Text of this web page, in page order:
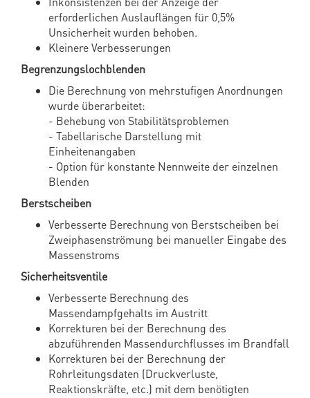
erforderlichen Auslauflängen für 0,5%
Unsicherheit wurden behoben.
Kleinere Verbesserungen
Begrenzungslochblenden
Die Berechnung von mehrstufigen Anordnungen
wurde überarbeitet:
- Behebung von Stabilitätsproblemen
- Tabellarische Darstellung mit
Einheitenangaben
- Option für konstante Nennweite der einzelnen
Blenden
Berstscheiben
Verbesserte Berechnung von Berstscheiben bei
Zweiphasenströmung bei manueller Eingabe des
Massenstroms
Sicherheitsventile
Verbesserte Berechnung des
Massendampfgehalts im Austritt
Korrekturen bei der Berechnung des
abzuführenden Massendurchflusses im Brandfall
Korrekturen bei der Berechnung der
Rohrleitungsdaten (Druckverluste,
Reaktionskräfte, etc.) mit dem benötigten